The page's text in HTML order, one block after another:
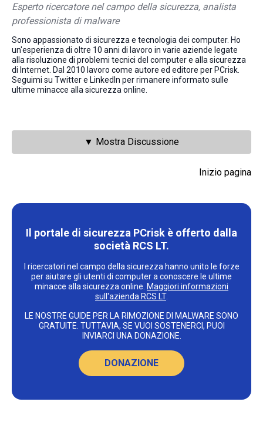
Esperto ricercatore nel campo della sicurezza, analista
professionista di malware
Sono appassionato di sicurezza e tecnologia dei computer. Ho
un'esperienza di oltre 10 anni di lavoro in varie aziende legate
alla risoluzione di problemi tecnici del computer e alla sicurezza
di Internet. Dal 2010 lavoro come autore ed editore per PCrisk.
Seguimi su Twitter e LinkedIn per rimanere informato sulle
ultime minacce alla sicurezza online.
▼ Mostra Discussione
Inizio pagina
Il portale di sicurezza PCrisk è offerto dalla
società RCS LT.
I ricercatori nel campo della sicurezza hanno unito le forze
per aiutare gli utenti di computer a conoscere le ultime
minacce alla sicurezza online. Maggiori informazioni
sull'azienda RCS LT.
LE NOSTRE GUIDE PER LA RIMOZIONE DI MALWARE SONO
GRATUITE. TUTTAVIA, SE VUOI SOSTENERCI, PUOI
INVIARCI UNA DONAZIONE.
DONAZIONE